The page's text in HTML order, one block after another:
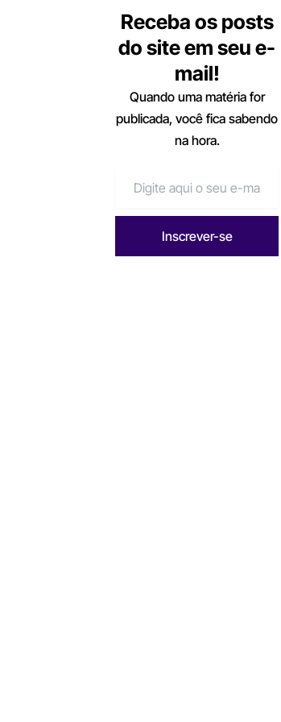
Receba os posts
do site em seu e-
mail!
Quando uma matéria for
publicada, você fica sabendo
na hora.
Inscrever-se